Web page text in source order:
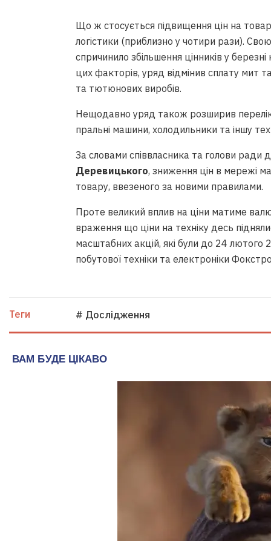
Що ж стосується підвищення цін на
логістики (приблизно у чотири рази).
спричинило збільшення цінників у
цих факторів, уряд відмінив сплату мит
та тютюнових виробів.
Нещодавно уряд також розширив
пральні машини, холодильники та іншу
За словами співвласника та голови ради
Деревицького, зниження цін в мережі
товару, ввезеного за новими правилами.
Проте великий вплив на ціни матиме
враження що ціни на техніку десь
масштабних акцій, які були до 24
побутової техніки та електроніки
Теги # Дослідження